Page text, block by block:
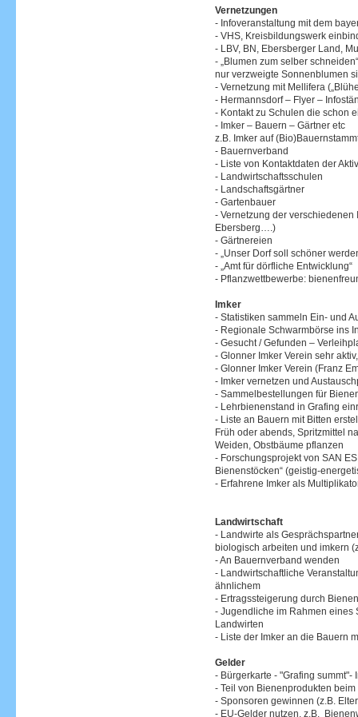
Vernetzungen
- Infoveranstaltung mit dem
- VHS, Kreisbildungswerk
- LBV, BN, Ebersberger Land,
- „Blumen zum selber
nur verzweigte Sonnenblumen
- Vernetzung mit Mellifera
- Hermannsdorf – Flyer –
- Kontakt zu Schulen die schon
- Imker – Bauern – Gärtner etc
z.B. Imker auf
- Bauernverband
- Liste von Kontaktdaten der
- Landwirtschaftsschulen
- Landschaftsgärtner
- Gartenbauer
- Vernetzung der
Ebersberg….)
- Gärtnereien
- „Unser Dorf soll schöner
- „Amt für dörfliche Entwicklung“
- Pflanzwettbewerbe:
Imker
- Statistiken sammeln Ein- und
- Regionale Schwarmbörse ins
- Gesucht / Gefunden –
- Glonner Imker Verein sehr
- Glonner Imker Verein (Franz
- Imker vernetzen und
- Sammelbestellungen für
- Lehrbienenstand in Grafing
- Liste an Bauern mit Bitten
Früh oder abends, Spritzmittel
Weiden, Obstbäume pflanzen
- Forschungsprojekt von SAN
Bienenstöcken“ (geistig-
- Erfahrene Imker als
Landwirtschaft
- Landwirte als
biologisch arbeiten und imkern
- An Bauernverband wenden
- Landwirtschaftliche
ähnlichem
- Ertragssteigerung durch
- Jugendliche im Rahmen eines
Landwirten
- Liste der Imker an die Bauern
Gelder
- Bürgerkarte - "Grafing summt"-
- Teil von Bienenprodukten
- Sponsoren gewinnen (z.B.
- EU-Gelder nutzen, z.B.